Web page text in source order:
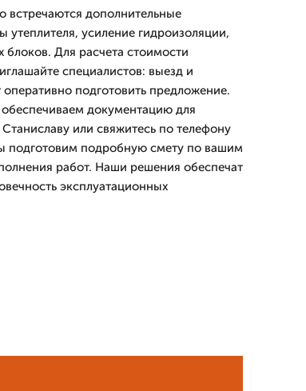
встречаются дополнительные
усиление гидроизоляции,
Для расчета стоимости
специалистов: выезд и
подготовить предложение.
документацию для
или свяжитесь по телефону
подготовим подробную смету по вашим
работ. Наши решения обеспечат
эксплуатационных